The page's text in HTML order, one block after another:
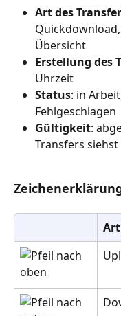
Art des
Übersicht
Erstellung des
Uhrzeit
Status: in
Fehlgeschlagen
Gültigkeit:
Transfers